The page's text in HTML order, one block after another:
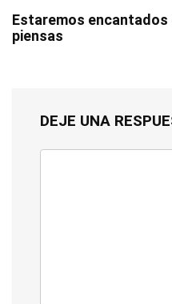
Estaremos encantados
piensas
DEJE UNA